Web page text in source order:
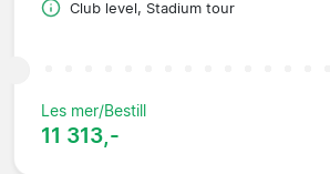
Club level, Stadium tour
Les mer/Bestill
11 313,-